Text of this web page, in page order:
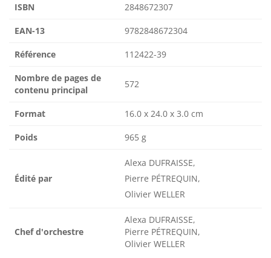
ISBN 2848672307
EAN-13 9782848672304
Référence 112422-39
Nombre de pages de
contenu principal
572
Format 16.0 x 24.0 x 3.0 cm
Poids 965 g
Édité par
Alexa DUFRAISSE,
Pierre PÉTREQUIN,
Olivier WELLER
Chef d'orchestre
Alexa DUFRAISSE,
Pierre PÉTREQUIN,
Olivier WELLER